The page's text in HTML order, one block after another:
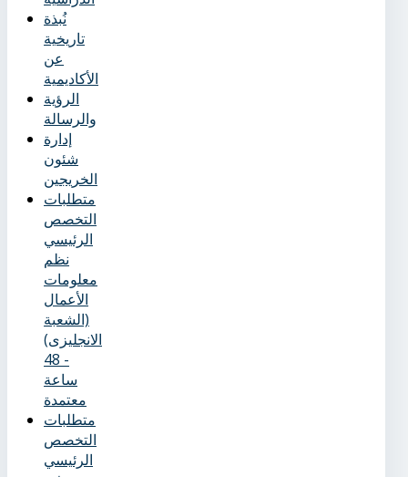
نُبذة
تاريخية
عن
الأكاديمية
الرؤية
والرسالة
إدارة
شئون
الخريجين
متطلبات
التخصص
الرئيسي
نظم
معلومات
الأعمال
(الشعبة
الانجليزى)
- 48
ساعة
معتمدة
متطلبات
التخصص
الرئيسي